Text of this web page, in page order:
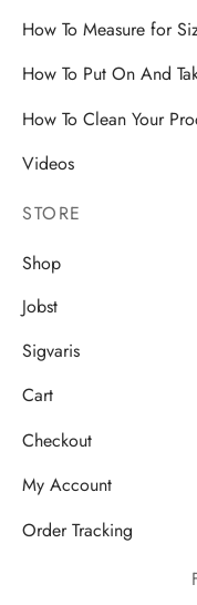
How To Measure for
How To Put On And
How To Clean Your
Videos
STORE
Shop
Jobst
Sigvaris
Cart
Checkout
My Account
Order Tracking